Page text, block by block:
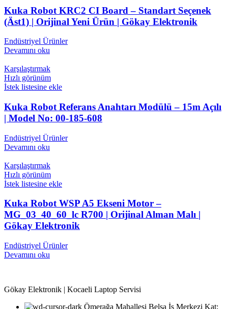
Kuka Robot KRC2 CI Board – Standart Seçenek
(Äst1) | Orijinal Yeni Ürün | Gökay Elektronik
Endüstriyel Ürünler
Devamını oku
Karşılaştırmak
Hızlı görünüm
İstek listesine ekle
Kuka Robot Referans Anahtarı Modülü – 15m Açılı
| Model No: 00-185-608
Endüstriyel Ürünler
Devamını oku
Karşılaştırmak
Hızlı görünüm
İstek listesine ekle
Kuka Robot WSP A5 Ekseni Motor –
MG_03_40_60_lc R700 | Orijinal Alman Malı |
Gökay Elektronik
Endüstriyel Ürünler
Devamını oku
Gökay Elektronik | Kocaeli Laptop Servisi
Ömerağa Mahallesi Belsa İş Merkezi Kat: